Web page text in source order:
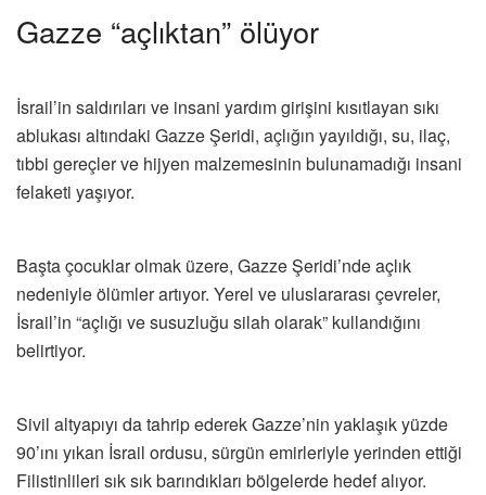
Gazze “açlıktan” ölüyor
İsrail’in saldırıları ve insani yardım girişini kısıtlayan sıkı
ablukası altındaki Gazze Şeridi, açlığın yayıldığı, su, ilaç,
tıbbi gereçler ve hijyen malzemesinin bulunamadığı insani
felaketi yaşıyor.
Başta çocuklar olmak üzere, Gazze Şeridi’nde açlık
nedeniyle ölümler artıyor. Yerel ve uluslararası çevreler,
İsrail’in “açlığı ve susuzluğu silah olarak” kullandığını
belirtiyor.
Sivil altyapıyı da tahrip ederek Gazze’nin yaklaşık yüzde
90’ını yıkan İsrail ordusu, sürgün emirleriyle yerinden ettiği
Filistinlileri sık sık barındıkları bölgelerde hedef alıyor.